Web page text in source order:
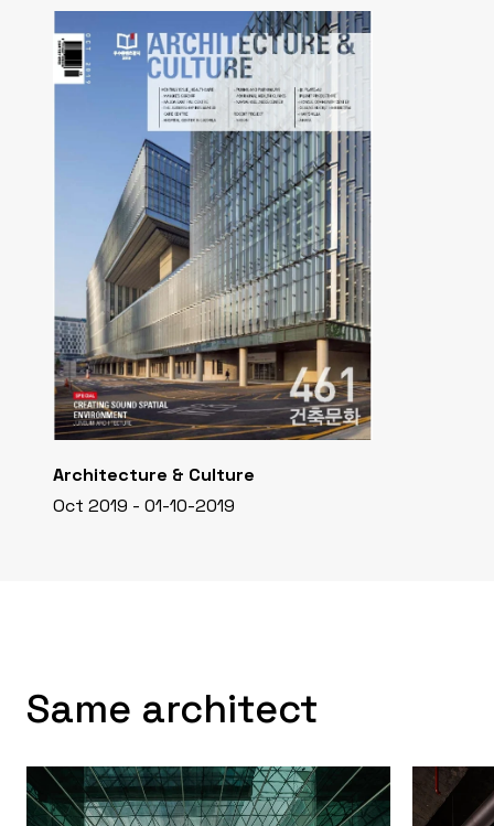
Architecture & Culture
Oct 2019 - 01-10-2019
Same architect